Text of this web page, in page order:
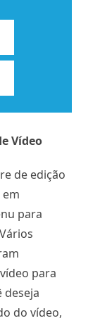
Vídeo
de edição
para
para
deseja
do vídeo,